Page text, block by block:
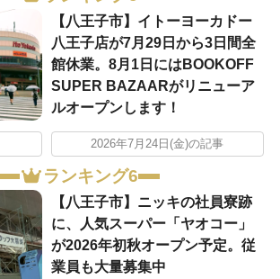
【八王子市】イトーヨーカドー
八王子店が7月29日から3日間全
館休業。8月1日にはBOOKOFF
SUPER BAZAARがリニューア
ルオープンします！
2026年7月24日(金)の記事
ランキング6
【八王子市】ニッキの社員寮跡
に、人気スーパー「ヤオコー」
が2026年初秋オープン予定。従
業員も大量募集中